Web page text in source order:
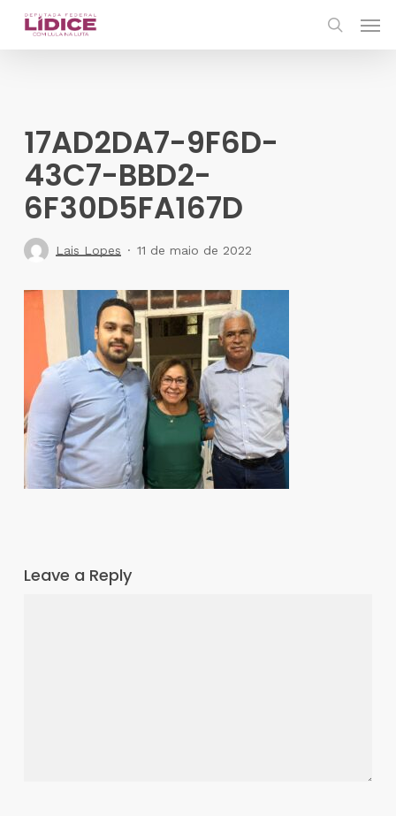
Skip
17AD2DA7-9F6D-
43C7-BBD2-
6F30D5FA167D
Lais Lopes 11 de maio de 2022
Leave a Reply